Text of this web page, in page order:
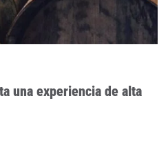
una experiencia de alta